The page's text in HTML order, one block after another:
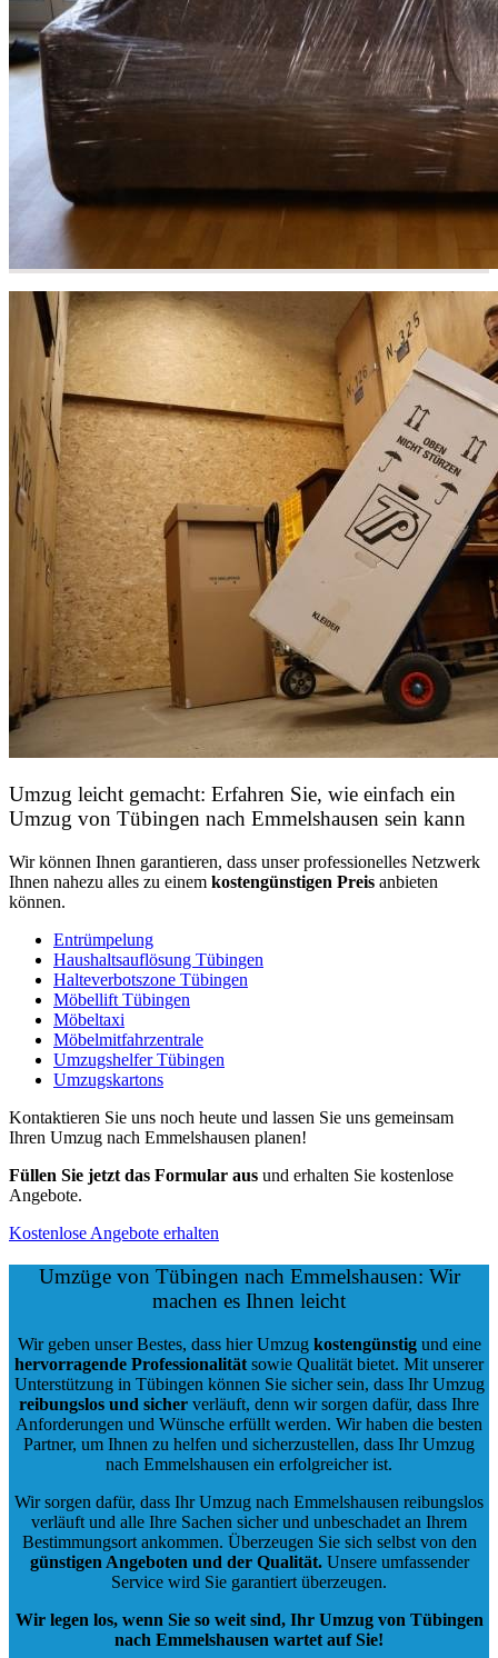
Umzug leicht gemacht: Erfahren Sie, wie einfach ein
Umzug von Tübingen nach Emmelshausen sein kann
Wir können Ihnen garantieren, dass unser professionelles Netzwerk
Ihnen nahezu alles zu einem kostengünstigen Preis anbieten
können.
Entrümpelung
Haushaltsauflösung Tübingen
Halteverbotszone Tübingen
Möbellift Tübingen
Möbeltaxi
Möbelmitfahrzentrale
Umzugshelfer Tübingen
Umzugskartons
Kontaktieren Sie uns noch heute und lassen Sie uns gemeinsam
Ihren Umzug nach Emmelshausen planen!
Füllen Sie jetzt das Formular aus und erhalten Sie kostenlose
Angebote.
Kostenlose Angebote erhalten
Umzüge von Tübingen nach Emmelshausen: Wir
machen es Ihnen leicht
Wir geben unser Bestes, dass hier Umzug kostengünstigund eine
hervorragende Professionalität sowie Qualität bietet. Mit unserer
Unterstützung in Tübingen können Sie sicher sein, dass Ihr Umzug
reibungslos und sicher verläuft, denn wir sorgen dafür, dass Ihre
Anforderungen und Wünsche erfüllt werden. Wir haben die besten
Partner, um Ihnen zu helfen und sicherzustellen, dass Ihr Umzug
nach Emmelshausen ein erfolgreicher ist.
Wir sorgen dafür, dass Ihr Umzug nach Emmelshausen reibungslos
verläuft und alle Ihre Sachen sicher und unbeschadet an Ihrem
Bestimmungsort ankommen. Überzeugen Sie sich selbst von den
günstigen Angeboten und der Qualität.Unsere umfassender
Service wird Sie garantiert überzeugen.
Wir legen los, wenn Sie so weit sind, Ihr Umzug von Tübingen
nach Emmelshausen wartet auf Sie!